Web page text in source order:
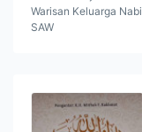
Warisan Keluarga Nabi
SAW